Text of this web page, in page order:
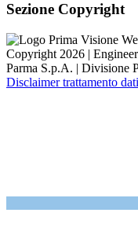
Sezione Copyright
Copyright 2026 |
Parma S.p.A. | Divisione
Disclaimer trattamento